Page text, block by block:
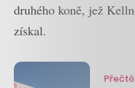
druhého koně, jež
získal.